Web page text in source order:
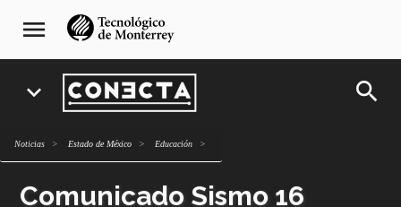
navegación
principal
menu
expand_more search
Noticias Estado de México Educación
Comunicado Sismo 16